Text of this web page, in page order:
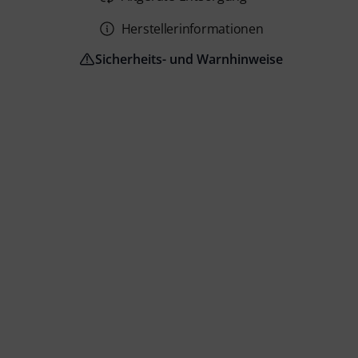
Herstellerinformationen
Sicherheits- und Warnhinweise